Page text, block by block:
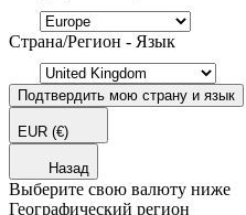
Страна/Регион - Язык
Подтвердить мою страну и язык
EUR (€)
Назад
Выберите свою валюту ниже
Географический регион